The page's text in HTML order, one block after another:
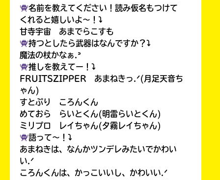
名前を教えてください！読み仮名もつけて
くれると嬉しいよ〜！⤵︎
甘寺宇宙 あまでらこすも
持つとしたら武器はなんですか？⤵︎
魔法の杖かなぁ.ᐣ
推しを教えてー！⤵︎
FRUITSZIPPER あまねきっ.ᐟ(月足天音ち
ゃん)
すとぷり ころんくん
めておら らいとくん(明雷らいとくん)
ミリプロ レイちゃん(夕霧レイちゃん)
語って〜！⤵︎
あまねきは、なんかツンデレみたいでかわい
い.ᐟ
ころんくんは、かっこいいし、かわいい.ᐟ